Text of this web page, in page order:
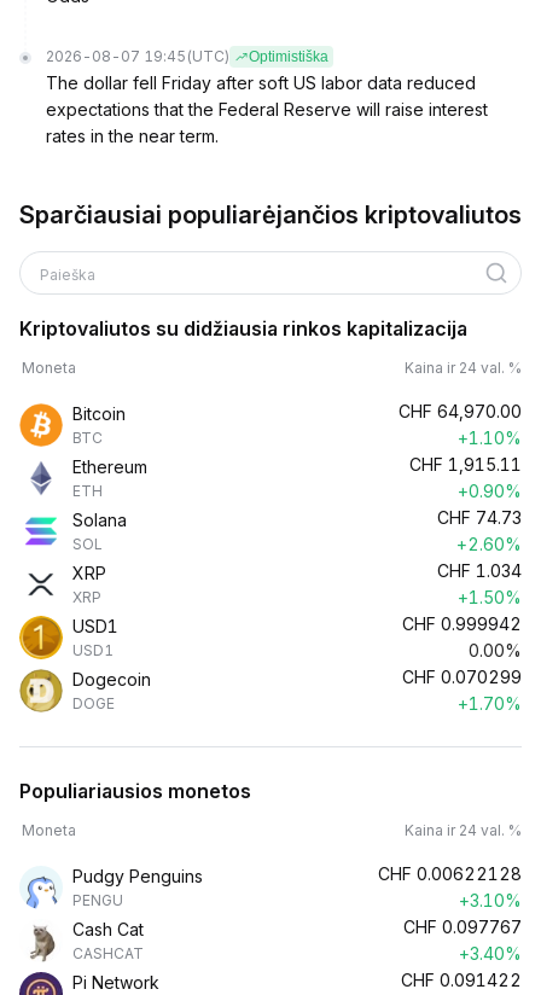
2026-08-07 19:45 (UTC) Optimistiška
The dollar fell Friday after soft US labor data reduced
expectations that the Federal Reserve will raise interest
rates in the near term.
Sparčiausiai populiarėjančios kriptovaliutos
Paieška
Kriptovaliutos su didžiausia rinkos kapitalizacija
Moneta Kaina ir 24 val. %
Bitcoin
BTC
CHF 64,970.00
+1.10%
Ethereum
ETH
CHF 1,915.11
+0.90%
Solana
SOL
CHF 74.73
+2.60%
XRP
XRP
CHF 1.034
+1.50%
USD1
USD1
CHF 0.999942
0.00%
Dogecoin
DOGE
CHF 0.070299
+1.70%
Populiariausios monetos
Moneta Kaina ir 24 val. %
Pudgy Penguins
PENGU
CHF 0.00622128
+3.10%
Cash Cat
CASHCAT
CHF 0.097767
+3.40%
Pi Network
CHF 0.091422